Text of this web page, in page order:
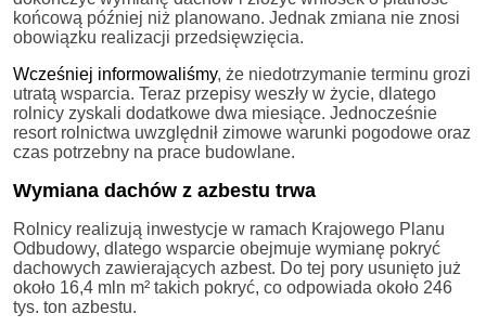
końcową później niż planowano. Jednak zmiana nie znosi
obowiązku realizacji przedsięwzięcia.
Wcześniej informowaliśmy, że niedotrzymanie terminu grozi
utratą wsparcia. Teraz przepisy weszły w życie, dlatego
rolnicy zyskali dodatkowe dwa miesiące. Jednocześnie
resort rolnictwa uwzględnił zimowe warunki pogodowe oraz
czas potrzebny na prace budowlane.
Wymiana dachów z azbestu trwa
Rolnicy realizują inwestycje w ramach Krajowego Planu
Odbudowy, dlatego wsparcie obejmuje wymianę pokryć
dachowych zawierających azbest. Do tej pory usunięto już
około 16,4 mln m² takich pokryć, co odpowiada około 246
tys. ton azbestu.